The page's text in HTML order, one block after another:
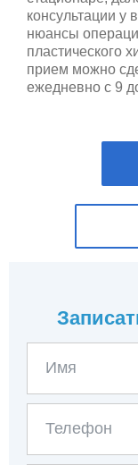
консультации у
нюансы
пластического
прием можно
ежедневно с 9